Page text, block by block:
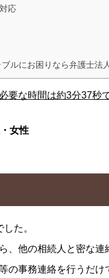
応
ルにお困りなら弁護士法
要な時間は約3分37秒で
女性
た。
、他の相続人と密な連
の事務連絡を行うだけ